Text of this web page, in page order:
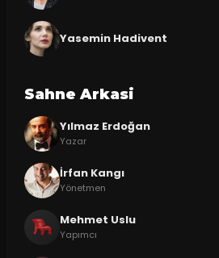
Yasemin Hadivent
Sahne Arkasi
Yılmaz Erdoğan
Yazar
İrfan Kangı
Yönetmen
Mehmet Uslu
Yapımcı